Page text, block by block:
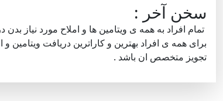
سخن آخر :
تمام افراد به همه ی ویتامین ها و املاح مورد نیاز بدن
برای همه ی افراد بهترین و کاراترین دریافت
تجویز متخصص ان باشد .